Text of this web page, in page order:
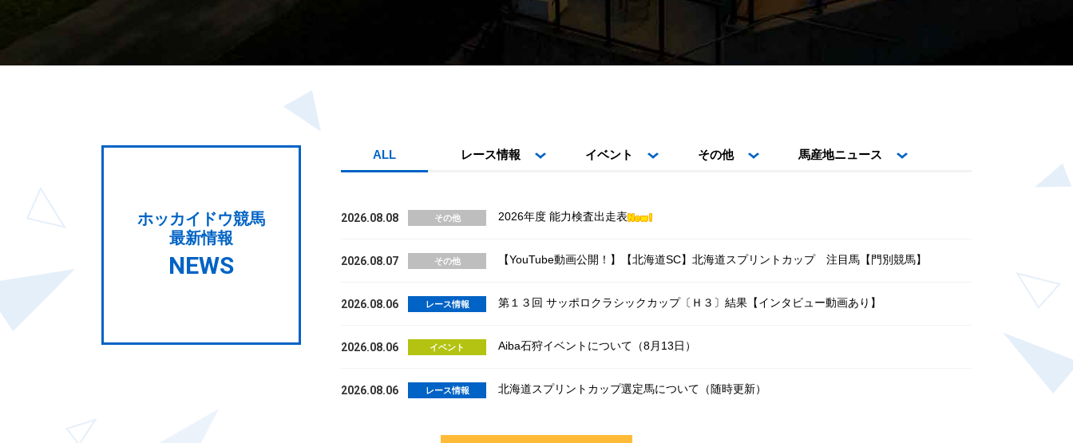
ホッカイドウ競馬
最新情報
NEWS
ALL レース情報 イベント その他 馬産地ニュース
2026.08.08 その他 2026年度 能力検査出走表
2026.08.07 その他 【YouTube動画公開！】【北海道SC】北海道スプリントカップ 注目馬【門別競馬】
2026.08.06 レース情報 第１３回 サッポロクラシックカップ〔Ｈ３〕結果【インタビュー動画あり】
2026.08.06 イベント Aiba石狩イベントについて（8月13日）
2026.08.06 レース情報 北海道スプリントカップ選定馬について（随時更新）